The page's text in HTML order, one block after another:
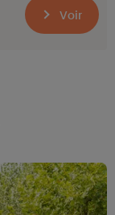
Voir